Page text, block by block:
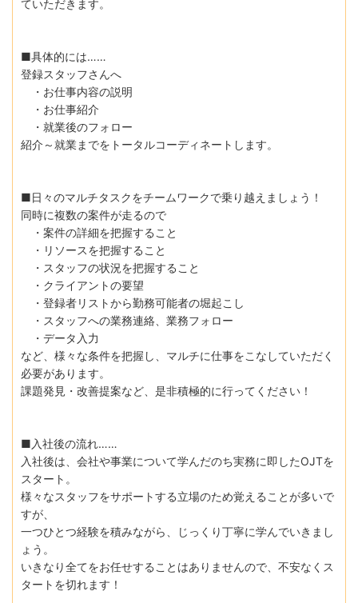
ていただきます。
■具体的には……
登録スタッフさんへ
・お仕事内容の説明
・お仕事紹介
・就業後のフォロー
紹介～就業までをトータルコーディネートします。
■日々のマルチタスクをチームワークで乗り越えましょう！
同時に複数の案件が走るので
・案件の詳細を把握すること
・リソースを把握すること
・スタッフの状況を把握すること
・クライアントの要望
・登録者リストから勤務可能者の堀起こし
・スタッフへの業務連絡、業務フォロー
・データ入力
など、様々な条件を把握し、マルチに仕事をこなしていただく
必要があります。
課題発見・改善提案など、是非積極的に行ってください！
■入社後の流れ……
入社後は、会社や事業について学んだのち実務に即したOJTを
スタート。
様々なスタッフをサポートする立場のため覚えることが多いで
すが、
一つひとつ経験を積みながら、じっくり丁寧に学んでいきまし
ょう。
いきなり全てをお任せすることはありませんので、不安なくス
タートを切れます！